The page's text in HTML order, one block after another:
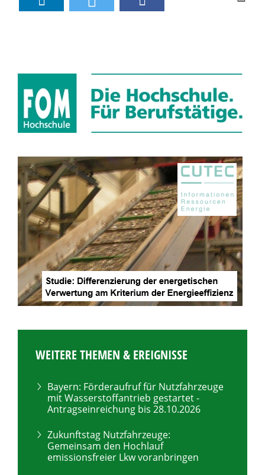
WEITERE THEMEN & EREIGNISSE
Bayern: Förderaufruf für Nutzfahrzeuge
mit Wasserstoffantrieb gestartet -
Antragseinreichung bis 28.10.2026
Zukunftstag Nutzfahrzeuge:
Gemeinsam den Hochlauf
emissionsfreier Lkw voranbringen